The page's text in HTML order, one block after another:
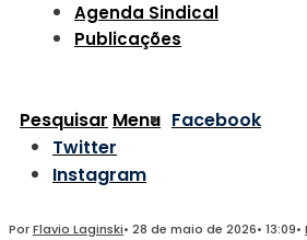
Agenda Sindical
Publicações
Pesquisar Menu Facebook
Twitter
Instagram
PorFlavio Laginski• 28 de maio de 2026• 13:09•